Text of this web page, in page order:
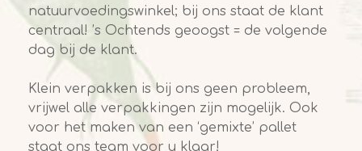
natuurvoedingswinkel; bij ons staat de klant
centraal! ’s Ochtends geoogst = de volgende
dag bij de klant.
Klein verpakken is bij ons geen probleem,
vrijwel alle verpakkingen zijn mogelijk. Ook
voor het maken van een ‘gemixte’ pallet
staat ons team voor u klaar!